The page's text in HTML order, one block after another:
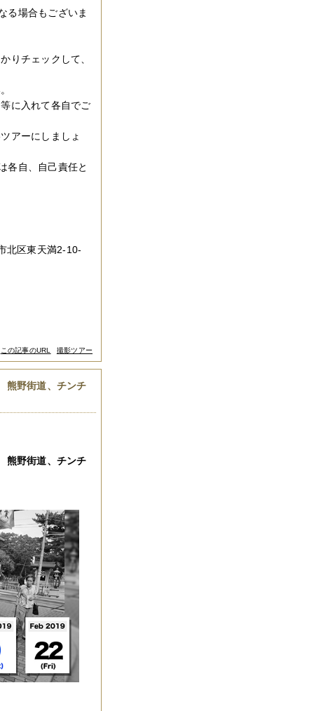
る場合もございま
りチェックして、
に入れて各自でご
アーにしましょ
各自、自己責任と
北区東天満2-10-
この記事のURL 撮影ツアー
熊野街道、チンチ
野街道、チンチ